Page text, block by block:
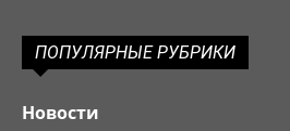
ПОПУЛЯРНЫЕ РУБРИКИ
Новости